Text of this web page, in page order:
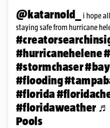
@katarnold_
i hope
staying safe from hurricane
#hurricanehelene
#stormchaser
#flooding
#florida
#floridaweather ♬
Pools